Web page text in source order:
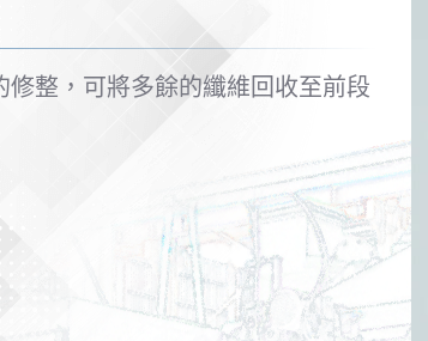
整，可將多餘的纖維回收至前段